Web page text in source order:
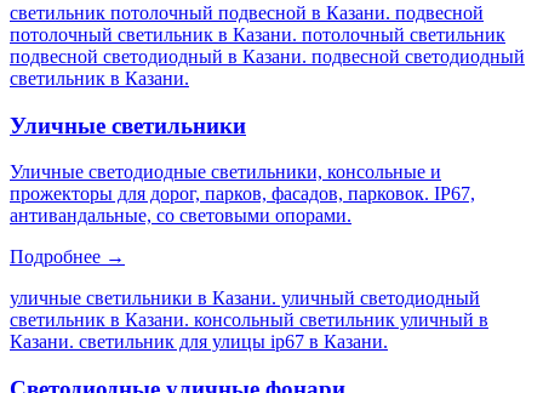
светильник потолочный подвесной в Казани. подвесной
потолочный светильник в Казани. потолочный светильник
подвесной светодиодный в Казани. подвесной светодиодный
светильник в Казани.
Уличные светильники
Уличные светодиодные светильники, консольные и
прожекторы для дорог, парков, фасадов, парковок. IP67,
антивандальные, со световыми опорами.
Подробнее →
уличные светильники в Казани. уличный светодиодный
светильник в Казани. консольный светильник уличный в
Казани. светильник для улицы ip67 в Казани.